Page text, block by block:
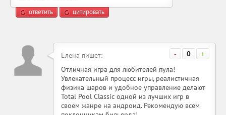
ответить цитировать
- 0 +
Елена пишет:
Отличная игра для любителей пула!
Увлекательный процесс игры, реалистичная
физика шаров и удобное управление делают
Total Pool Classic одной из лучших игр в
своем жанре на андроид. Рекомендую всем